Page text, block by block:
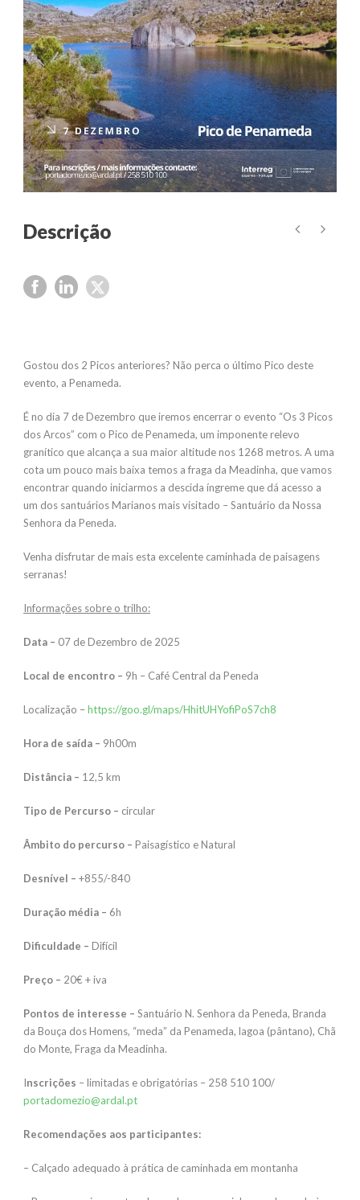
Gostou dos 2 Picos anteriores? Não perca o último Pico deste
evento, a Penameda.
É no dia 7 de Dezembro que iremos encerrar o evento “Os 3 Picos
dos Arcos” com o Pico de Penameda, um imponente relevo
granítico que alcança a sua maior altitude nos 1268 metros. A uma
cota um pouco mais baixa temos a fraga da Meadinha, que vamos
encontrar quando iniciarmos a descida íngreme que dá acesso a
um dos santuários Marianos mais visitado – Santuário da Nossa
Senhora da Peneda.
Venha disfrutar de mais esta excelente caminhada de paisagens
serranas!
Informações sobre o trilho:
Data – 07 de Dezembro de 2025
Local de encontro – 9h – Café Central da Peneda
Localização –https://goo.gl/maps/HhitUHYofiPoS7ch8
Hora de saída – 9h00m
Distância – 12,5 km
Tipo de Percurso – circular
Âmbito do percurso – Paisagístico e Natural
Desnível – +855/-840
Duração média – 6h
Dificuldade – Difícil
Preço – 20€ + iva
Pontos de interesse – Santuário N. Senhora da Peneda, Branda
da Bouça dos Homens, “meda” da Penameda, lagoa (pântano), Chã
do Monte, Fraga da Meadinha.
Inscrições – limitadas e obrigatórias – 258 510 100/
portadomezio@ardal.pt
Recomendações aos participantes:
– Calçado adequado à prática de caminhada em montanha